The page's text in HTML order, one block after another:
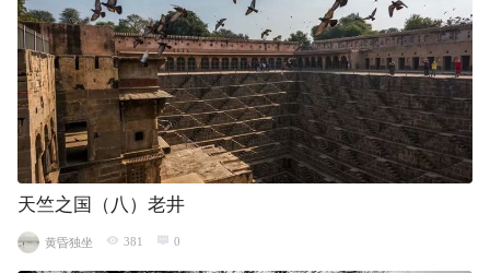
天竺之国（八）老井
黄昏独坐 381 0